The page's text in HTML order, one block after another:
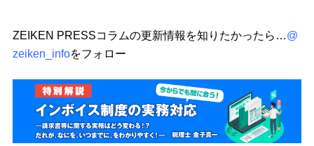
ZEIKEN PRESSコラムの更新情報を知りたかったら…@
zeiken_infoをフォロー